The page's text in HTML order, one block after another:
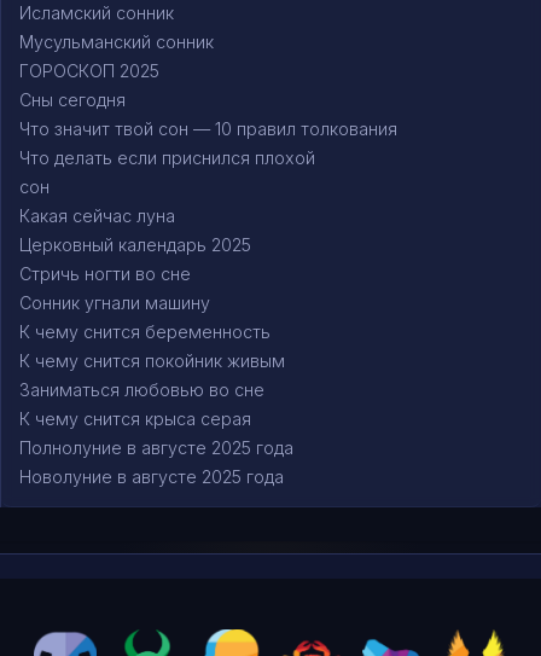
Исламский сонник
Мусульманский сонник
ГОРОСКОП 2025
Сны сегодня
Что значит твой сон — 10 правил толкования
Что делать если приснился плохой
сон
Какая сейчас луна
Церковный календарь 2025
Стричь ногти во сне
Сонник угнали машину
К чему снится беременность
К чему снится покойник живым
Заниматься любовью во сне
К чему снится крыса серая
Полнолуние в августе 2025 года
Новолуние в августе 2025 года